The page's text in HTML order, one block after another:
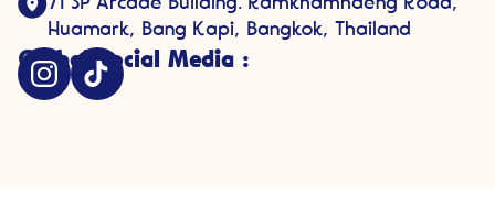
Huamark, Bang Kapi, Bangkok, Thailand
Global Social Media :